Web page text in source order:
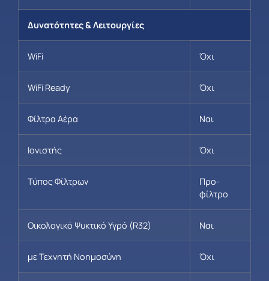
Δυνατότητες & Λειτουργίες
WiFi Όχι
WiFi Ready Όχι
Φίλτρα Αέρα Ναι
Ιονιστής Όχι
Τύπος Φίλτρων
Προ-
φίλτρο
Οικολογικό Ψυκτικό Υγρό (R32) Ναι
με Τεχνητή Νοημοσύνη Όχι